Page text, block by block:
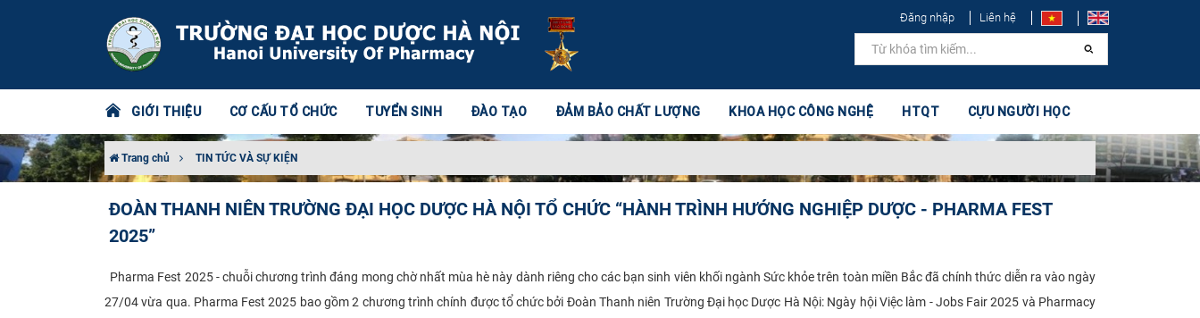
Đăng nhập Liên hệ
GIỚI THIỆU CƠ CẤU TỔ CHỨC TUYỂN SINH ĐÀO TẠO ĐẢM BẢO CHẤT LƯỢNG KHOA HỌC CÔNG NGHỆ HTQT CỰU NGƯỜI HỌC
Trang chủ TIN TỨC VÀ SỰ KIỆN
ĐOÀN THANH NIÊN TRƯỜNG ĐẠI HỌC DƯỢC HÀ NỘI TỔ CHỨC “HÀNH TRÌNH HƯỚNG NGHIỆP DƯỢC - PHARMA FEST
2025”
Pharma Fest 2025 - chuỗi chương trình đáng mong chờ nhất mùa hè này dành riêng cho các bạn sinh viên khối ngành Sức khỏe trên toàn miền Bắc đã chính thức diễn ra vào ngày
27/04 vừa qua. Pharma Fest 2025 bao gồm 2 chương trình chính được tổ chức bởi Đoàn Thanh niên Trường Đại học Dược Hà Nội: Ngày hội Việc làm - Jobs Fair 2025 và Pharmacy